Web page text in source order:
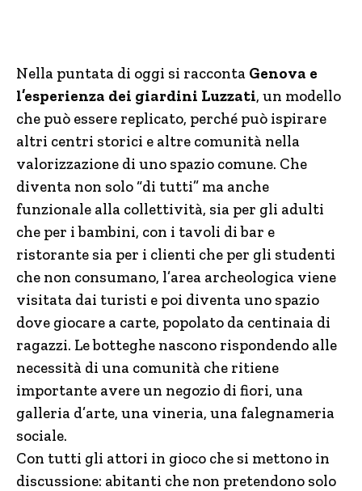
Nella puntata di oggi si racconta Genova e
l’esperienza dei giardini Luzzati, un modello
che può essere replicato, perché può ispirare
altri centri storici e altre comunità nella
valorizzazione di uno spazio comune. Che
diventa non solo “di tutti” ma anche
funzionale alla collettività, sia per gli adulti
che per i bambini, con i tavoli di bar e
ristorante sia per i clienti che per gli studenti
che non consumano, l’area archeologica viene
visitata dai turisti e poi diventa uno spazio
dove giocare a carte, popolato da centinaia di
ragazzi. Le botteghe nascono rispondendo alle
necessità di una comunità che ritiene
importante avere un negozio di fiori, una
galleria d’arte, una vineria, una falegnameria
sociale.
Con tutti gli attori in gioco che si mettono in
discussione: abitanti che non pretendono solo